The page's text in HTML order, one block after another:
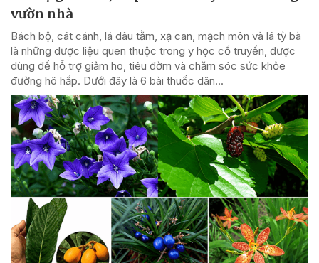
vườn nhà
Bách bộ, cát cánh, lá dâu tằm, xạ can, mạch môn và lá tỳ bà
là những dược liệu quen thuộc trong y học cổ truyền, được
dùng để hỗ trợ giảm ho, tiêu đờm và chăm sóc sức khỏe
đường hô hấp. Dưới đây là 6 bài thuốc dân...